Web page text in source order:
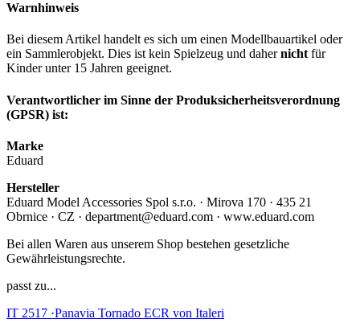
Warnhinweis
Bei diesem Artikel handelt es sich um einen Modellbauartikel oder
ein Sammlerobjekt. Dies ist kein Spielzeug und dahernicht für
Kinder unter 15 Jahren geeignet.
Verantwortlicher im Sinne der Produksicherheitsverordnung
(GPSR) ist:
Marke
Eduard
Hersteller
Eduard Model Accessories Spol s.r.o. · Mirova 170 · 435 21
Obrnice · CZ · department@eduard.com · www.eduard.com
Bei allen Waren aus unserem Shop bestehen gesetzliche
Gewährleistungsrechte.
passt zu...
IT 2517 ·Panavia Tornado ECR von Italeri